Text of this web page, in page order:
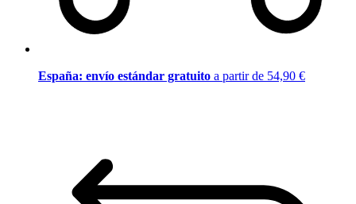
España: envío estándar gratuito a partir de 54,90 €